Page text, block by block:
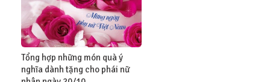
Tổng hợp những món quà ý
nghĩa dành tặng cho phái nữ